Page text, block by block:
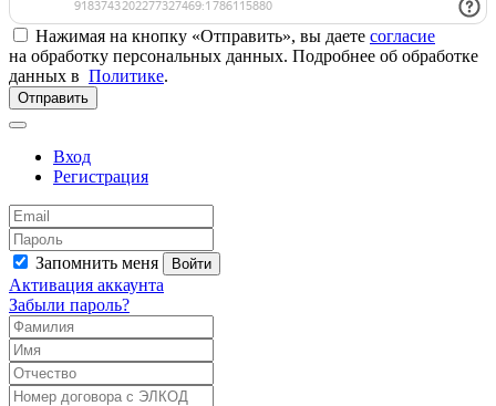
Нажимая на кнопку «Отправить», вы даете согласие
на обработку персональных данных. Подробнее об обработке
данных в Политике.
Отправить
Вход
Регистрация
Запомнить меня Войти
Активация аккаунта
Забыли пароль?